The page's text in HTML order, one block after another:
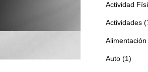
Actividad
Actividades
Alimentación
Auto(1)